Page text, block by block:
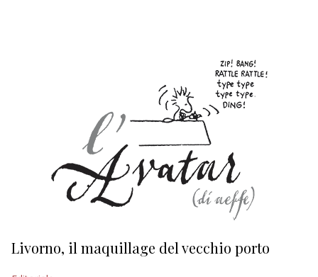
Livorno, il maquillage del vecchio porto